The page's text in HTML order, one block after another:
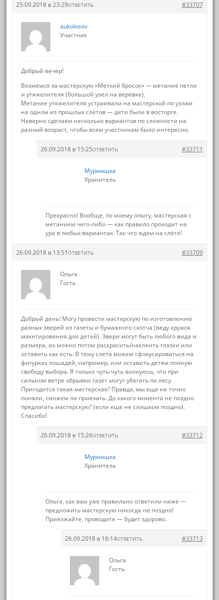
25.09.2018 в 23:29 #33707
ОТВЕТИТЬ
aukolosov
Участник
Добрый вечер!
Возмёмся за мастерскую «Меткий бросок» — метание петли
и утяжелителя (большой узел на верёвке).
Метание утяжелителя устраивали на мастерской по узлам
на одном из прошлых слётов — дети были в восторге.
Наверно сделаем несколько вариантов по сложности на
разный возраст, чтобы всем участникам было интересно.
26.09.2018 в 15:25 #33711
ОТВЕТИТЬ
Мурмашка
Хранитель
Прекрасно! Вообще, по моему опыту, мастерская с
метанием чего-либо — как правило проходит на
ура в любых вариантах. Так что ждем на слёте!
26.09.2018 в 13:51 #33709
ОТВЕТИТЬ
Ольга
Гость
Добрый день! Могу провести мастерскую по изготовлению
разных зверей из газеты и бумажного скотча (веду кружок
макетирования для детей). Звери могут быть любого вида и
размера, их можно потом раскрасить/наклеить глазки или
оставить как есть. В тему слета можем сфокусироваться на
фигурках лошадей, например, или оставить детям полную
свободу выбора. Я только чуть-чуть волнуюсь, что при
сильном ветре обрывки газет могут убегать по лесу.
Пригодится такая мастерская? Правда, мы еще не точно
поняли, сможем ли приехать. До какого момента не поздно
предлагать мастерскую? (если еще не слишком поздно).
Спасибо!
26.09.2018 в 15:26 #33712
ОТВЕТИТЬ
Мурмашка
Хранитель
Ольга, как вам уже правильно ответили ниже —
предложить мастерскую никогда не поздно!
Приезжайте, проводите — будет здорово.
26.09.2018 в 16:14 #33713
ОТВЕТИТЬ
Ольга
Гость